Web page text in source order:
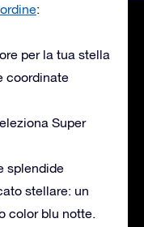
:
per la tua stella
coordinate
Super
splendide
stellare: un
color blu notte.